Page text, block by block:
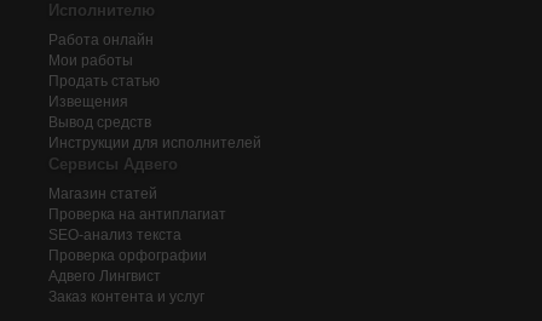
Исполнителю
Работа онлайн
Мои работы
Продать статью
Извещения
Вывод средств
Инструкции для исполнителей
Сервисы Адвего
Магазин статей
Проверка на антиплагиат
SEO-анализ текста
Проверка орфографии
Адвего Лингвист
Заказ контента и услуг